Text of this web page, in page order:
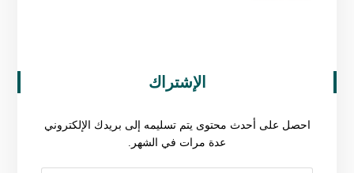
الإشتراك
احصل على أحدث محتوى يتم تسليمه إلى بريدك الإلكتروني
عدة مرات في الشهر.